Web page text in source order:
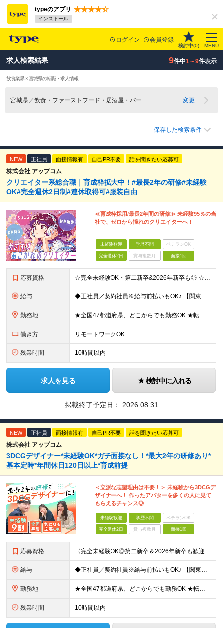
typeのアプリ
インストール
ログイン 会員登録
検討中(0) MENU
求人検索結果 9件中1～9件表示
飲食業界 × 宮城県の転職・求人情報
宮城県／飲食・ファーストフード・居酒屋・バー 変更
保存した検索条件
NEW 正社員 面接情報有 自己PR不要 話を聞きたい応募可
株式会社 アップコム
クリエイター系総合職｜育成枠拡大中！#最長2年の研修#未経験
OK#完全週休2日制#連休取得可#服装自由
≪育成枠採用/最長2年間の研修≫ 未経験95％の当
社で、ゼロから憧れのクリエイターへ！
未経験歓迎 学歴不問 ベテランOK
完全週休2日 賞与複数月 面接1回
応募資格 ☆完全未経験OK・第二新卒&2026年新卒も◎ ☆社員の7割が20代 ☆経歴・ブランク不問 ※学歴不問 …━━━━━━━━━━ 未経験スタート前提のポテンシャル採用です。 毎月全国で複数人を採用して
給与 ◆正社員／契約社員※給与前払いもOK♪ 【関東（一都三県）】 月給25万円～ ※固定残業代（月20時間分／月3万2383円）を含む。超過分は別途支給。 ※試用期間中の給与は月給22万円～ 【関東（北
勤務地 ★全国47都道府県、どこからでも勤務OK ★転勤なし！腰を据えて活躍◎ ★マイカー通勤OK（拠点による） ★業務に慣れたら、ゆくゆくはリモート併用やフルリモートも可能 全国のお客様先にて勤務していた
働き方 リモートワークOK
残業時間 10時間以内
求人を見る 検討中に入れる
掲載終了予定日： 2026.08.31
NEW 正社員 面接情報有 自己PR不要 話を聞きたい応募可
株式会社 アップコム
3DCGデザイナー*未経験OK*ガチ面接なし！*最大2年の研修あり*
基本定時*年間休日120日以上*育成前提
＜立派な志望理由は不要！＞ 未経験から3DCGデ
ザイナーへ！ 作ったアバターを多くの人に見て
もらえるチャンス◎
未経験歓迎 学歴不問 ベテランOK
完全週休2日 賞与複数月 面接1回
応募資格 〈完全未経験OK◎第二新卒＆2026年新卒も歓迎します！〉 ☆「VtubeやVRChatが気になる！」の志望動機でOK ☆社会人デビューOK／学歴・経歴不問 未経験スタート前提のポテンシャル採用。
給与 ◆正社員／契約社員※給与前払いもOK♪ 【関東（一都三県）】 月給25万円～ ※固定残業代（月20時間分／月3万2383円）を含む。超過分は別途支給。 ※試用期間中の給与は月給23万円～ 【関東（北
勤務地 ★全国47都道府県、どこからでも勤務OK ★転勤なし！腰を据えて活躍◎ ★マイカー通勤OK（拠点による） ★業務に慣れたら、ゆくゆくはリモート併用やフルリモートも可能 全国のお客様先にて勤務していた
残業時間 10時間以内